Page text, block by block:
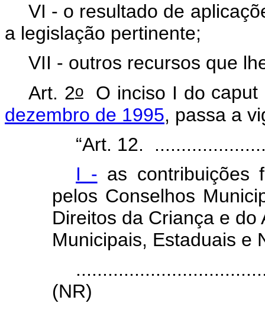
VI - o resultado de
a legislação pertinente;
VII - outros recursos que
Art. 2oO inciso I do caput
dezembro de 1995, passa a
“Art. 12.
I - as contribuições
pelos Conselhos
Direitos da Criança e
Municipais, Estaduais e
(NR)